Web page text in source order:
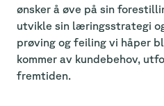
ønsker å øve på sin
utvikle sin læringsstrategi
prøving og feiling vi håper
kommer av kundebehov,
fremtiden.